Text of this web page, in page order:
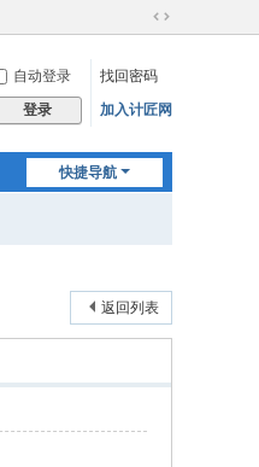
切
到
宽
自动登录
找回密码
登录 加入计匠网
快捷导航
返回列表